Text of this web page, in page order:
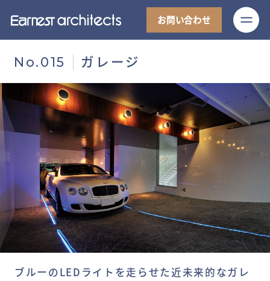
お問い合わせ
No.015 ガレージ
ブルーのLEDライトを走らせた近未来的なガレ